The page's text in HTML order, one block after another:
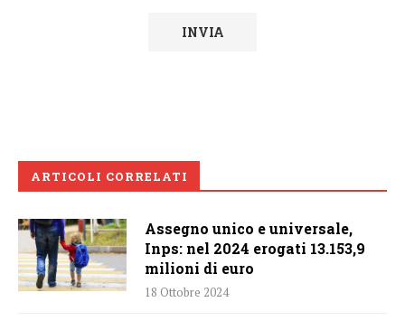
ARTICOLI CORRELATI
Assegno unico e universale,
Inps: nel 2024 erogati 13.153,9
milioni di euro
18 Ottobre 2024